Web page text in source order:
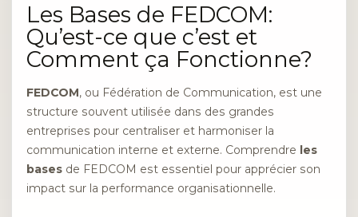
Les Bases de FEDCOM:
Qu’est-ce que c’est et
Comment ça Fonctionne?
FEDCOM, ou Fédération de Communication, est une
structure souvent utilisée dans des grandes
entreprises pour centraliser et harmoniser la
communication interne et externe. Comprendre les
bases de FEDCOM est essentiel pour apprécier son
impact sur la performance organisationnelle.